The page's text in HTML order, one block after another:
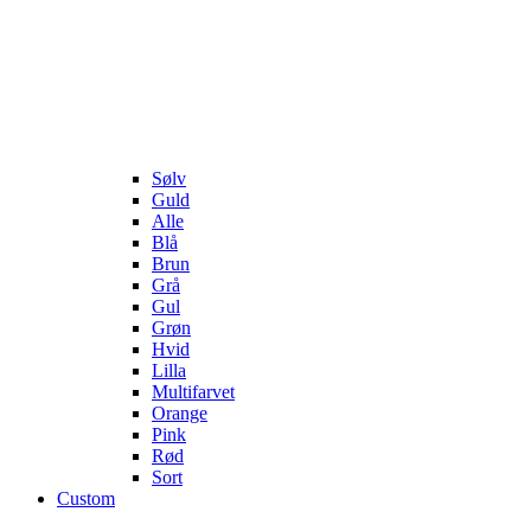
Sølv
Guld
Alle
Blå
Brun
Grå
Gul
Grøn
Hvid
Lilla
Multifarvet
Orange
Pink
Rød
Sort
Custom